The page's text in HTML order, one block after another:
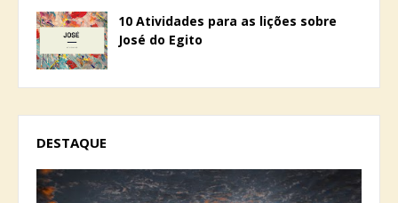
10 Atividades para as lições sobre
José do Egito
DESTAQUE